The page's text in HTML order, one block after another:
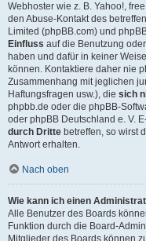
Webhoster wie z. B. Yahoo!,
den Abuse-Kontakt des
Limited (phpBB.com) und
Einfluss auf die Benutzung
haben und dafür in keiner
können. Kontaktiere daher nie
Zusammenhang mit jeglichen
Haftungsfragen usw.), die sich
phpbb.de oder die phpBB-
oder phpBB Deutschland e. V.
durch Dritte betreffen, so wirst
Antwort erhalten.
Nach oben
Wie kann ich einen
Alle Benutzer des Boards
Funktion durch die Board-
Mitglieder des Boards können